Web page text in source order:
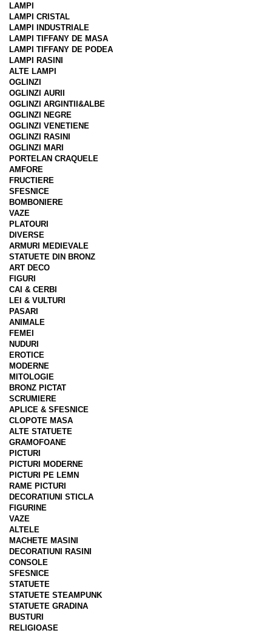
LAMPI
LAMPI CRISTAL
LAMPI INDUSTRIALE
LAMPI TIFFANY DE MASA
LAMPI TIFFANY DE PODEA
LAMPI RASINI
ALTE LAMPI
OGLINZI
OGLINZI AURII
OGLINZI ARGINTII&ALBE
OGLINZI NEGRE
OGLINZI VENETIENE
OGLINZI RASINI
OGLINZI MARI
PORTELAN CRAQUELE
AMFORE
FRUCTIERE
SFESNICE
BOMBONIERE
VAZE
PLATOURI
DIVERSE
ARMURI MEDIEVALE
STATUETE DIN BRONZ
ART DECO
FIGURI
CAI & CERBI
LEI & VULTURI
PASARI
ANIMALE
FEMEI
NUDURI
EROTICE
MODERNE
MITOLOGIE
BRONZ PICTAT
SCRUMIERE
APLICE & SFESNICE
CLOPOTE MASA
ALTE STATUETE
GRAMOFOANE
PICTURI
PICTURI MODERNE
PICTURI PE LEMN
RAME PICTURI
DECORATIUNI STICLA
FIGURINE
VAZE
ALTELE
MACHETE MASINI
DECORATIUNI RASINI
CONSOLE
SFESNICE
STATUETE
STATUETE STEAMPUNK
STATUETE GRADINA
BUSTURI
RELIGIOASE